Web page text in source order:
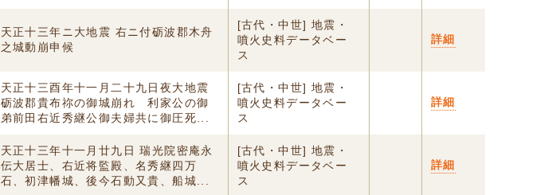
天正十三年ニ大地震 右ニ付砺波郡木舟
之城動崩申候
[古代・中世] 地震・
噴火史料データベー
ス
詳細
天正十三酉年十一月二十九日夜大地震
砺波郡貴布祢の御城崩れ 利家公の御
弟前田右近秀継公御夫婦共に御圧死...
[古代・中世] 地震・
噴火史料データベー
ス
詳細
天正十三年十一月廿九日 瑞光院密庵永
伝大居士、右近将監殿、名秀継四万
石、初津幡城、後今石動又貴、船城...
[古代・中世] 地震・
噴火史料データベー
ス
詳細